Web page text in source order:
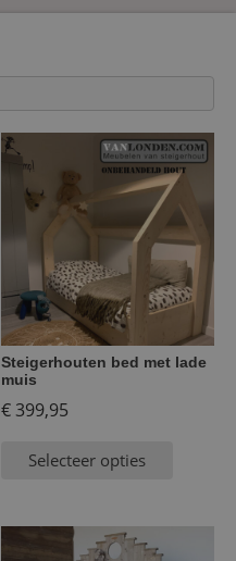
Steigerhouten bed met lade
muis
€399,95
Selecteer opties